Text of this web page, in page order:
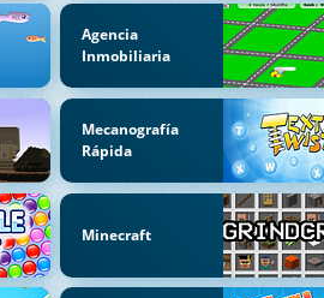
Agencia
Inmobiliaria
Mecanografía
Rápida
Minecraft